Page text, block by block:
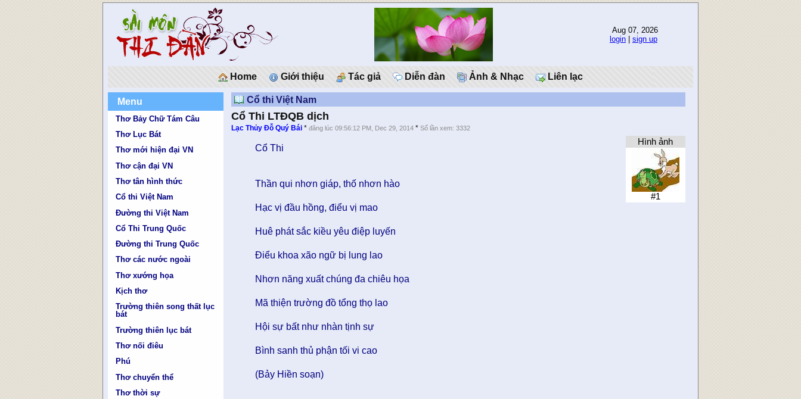
Aug 07, 2026
login
sign up
Home Giới thiệu Tác giả Diễn đàn Ảnh & Nhạc Liên lạc
Menu
Thơ Bảy Chữ Tám Câu
Thơ Lục Bát
Thơ mới hiện đại VN
Thơ cận đại VN
Thơ tân hình thức
Cổ thi Việt Nam
Đường thi Việt Nam
Cổ Thi Trung Quốc
Đường thi Trung Quốc
Thơ các nước ngoài
Thơ xướng họa
Kịch thơ
Trường thiên song thất lục
bát
Trường thiên lục bát
Thơ nối điêu
Phú
Thơ chuyển thể
Thơ thời sự
Cổ thi Việt Nam
Cổ Thi LTĐQB dịch
Lạc Thủy Ðỗ Quý Bái *đăng lúc 09:56:12 PM, Dec 29, 2014 *Số lần xem: 3332
Hình ảnh
#1
Cổ Thi
Thần qui nhơn giáp, thố nhơn hào
Hạc vị đầu hồng, điểu vị mao
Huê phát sắc kiều yêu điệp luyến
Điểu khoa xão ngữ bị lung lao
Nhơn năng xuất chúng đa chiêu họa
Mã thiện trường đồ tổng thọ lao
Hội sự bất như nhàn tịnh sự
Bình sanh thủ phận tối vi cao
(Bảy Hiền soạn)